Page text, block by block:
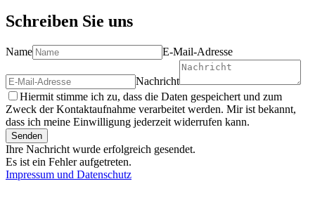
Schreiben Sie uns
Name E-Mail-Adresse
Nachricht
Hiermit stimme ich zu, dass die Daten gespeichert und zum
Zweck der Kontaktaufnahme verarbeitet werden. Mir ist bekannt,
dass ich meine Einwilligung jederzeit widerrufen kann.
Senden
Ihre Nachricht wurde erfolgreich gesendet.
Es ist ein Fehler aufgetreten.
Impressum und Datenschutz